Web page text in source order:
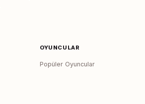
OYUNCULAR
Popüler Oyuncular